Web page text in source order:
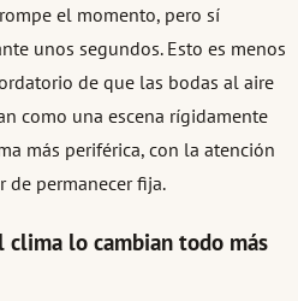
el momento, pero sí
unos segundos. Esto es menos
de que las bodas al aire
como una escena rígidamente
más periférica, con la atención
de permanecer fija.
lo cambian todo más